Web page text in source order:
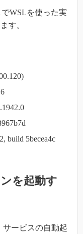
WSLを使った実
す。
build 5becea4c
を起動す
ービスの自動起